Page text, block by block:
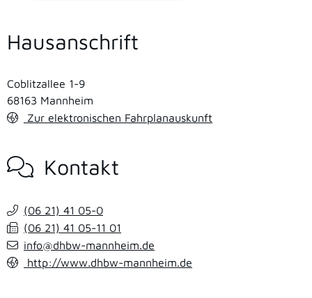
Hausanschrift
Coblitzallee 1-9
68163 Mannheim
Zur elektronischen Fahrplanauskunft
Kontakt
(06 21) 41 05-0
(06 21) 41 05-11 01
info@dhbw-mannheim.de
http://www.dhbw-mannheim.de